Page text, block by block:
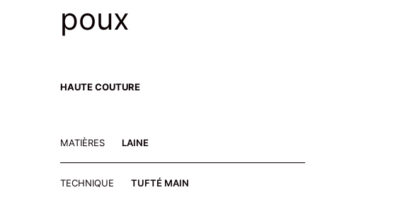
poux
HAUTE COUTURE
MATIÈRES LAINE
TECHNIQUE TUFTÉ MAIN